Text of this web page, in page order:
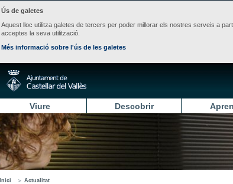
Ús de galetes
Aquest lloc utilitza galetes de tercers per poder millorar els nostres serveis a
acceptes la seva utilització.
Més informació sobre l'ús de les galetes
Viure Descobrir
Inici Actualitat